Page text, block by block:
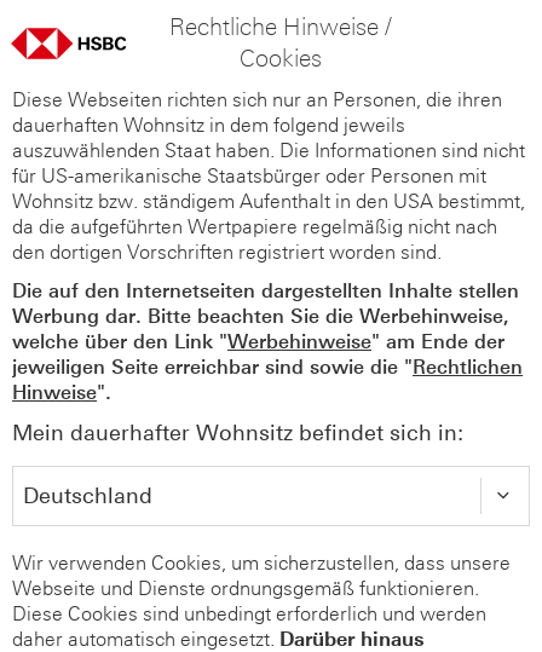
Rechtliche Hinweise /
Cookies
Diese Webseiten richten sich nur an Personen, die ihren
dauerhaften Wohnsitz in dem folgend jeweils
auszuwählenden Staat haben. Die Informationen sind nicht
für US-amerikanische Staatsbürger oder Personen mit
Wohnsitz bzw. ständigem Aufenthalt in den USA bestimmt,
da die aufgeführten Wertpapiere regelmäßig nicht nach
den dortigen Vorschriften registriert worden sind.
Die auf den Internetseiten dargestellten Inhalte stellen
Werbung dar. Bitte beachten Sie die Werbehinweise,
welche über den Link "Werbehinweise" am Ende der
jeweiligen Seite erreichbar sind sowie die "Rechtlichen
Hinweise".
Mein dauerhafter Wohnsitz befindet sich in:
Wir verwenden Cookies, um sicherzustellen, dass unsere
Webseite und Dienste ordnungsgemäß funktionieren.
Diese Cookies sind unbedingt erforderlich und werden
daher automatisch eingesetzt. Darüber hinaus